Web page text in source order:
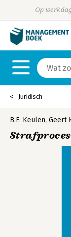
Op
Juridisch
B.F. Keulen, Geert